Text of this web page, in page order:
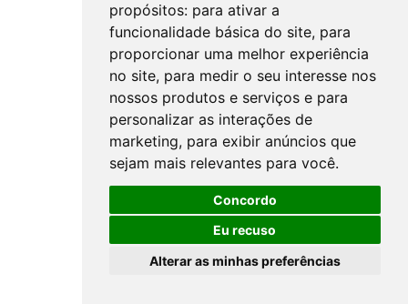
propósitos: para ativar a
funcionalidade básica do site, para
proporcionar uma melhor experiência
no site, para medir o seu interesse nos
nossos produtos e serviços e para
personalizar as interações de
marketing, para exibir anúncios que
sejam mais relevantes para você.
Concordo
Eu recuso
Alterar as minhas preferências